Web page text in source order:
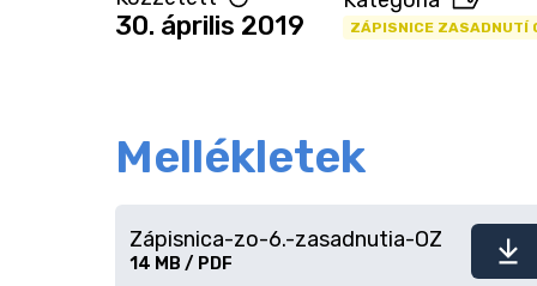
30. április 2019 ZÁPISNICE ZASADNUTÍ
Mellékletek
Fájl
Zápisnica-zo-6.-zasadnutia-OZ
14 MB / PDF